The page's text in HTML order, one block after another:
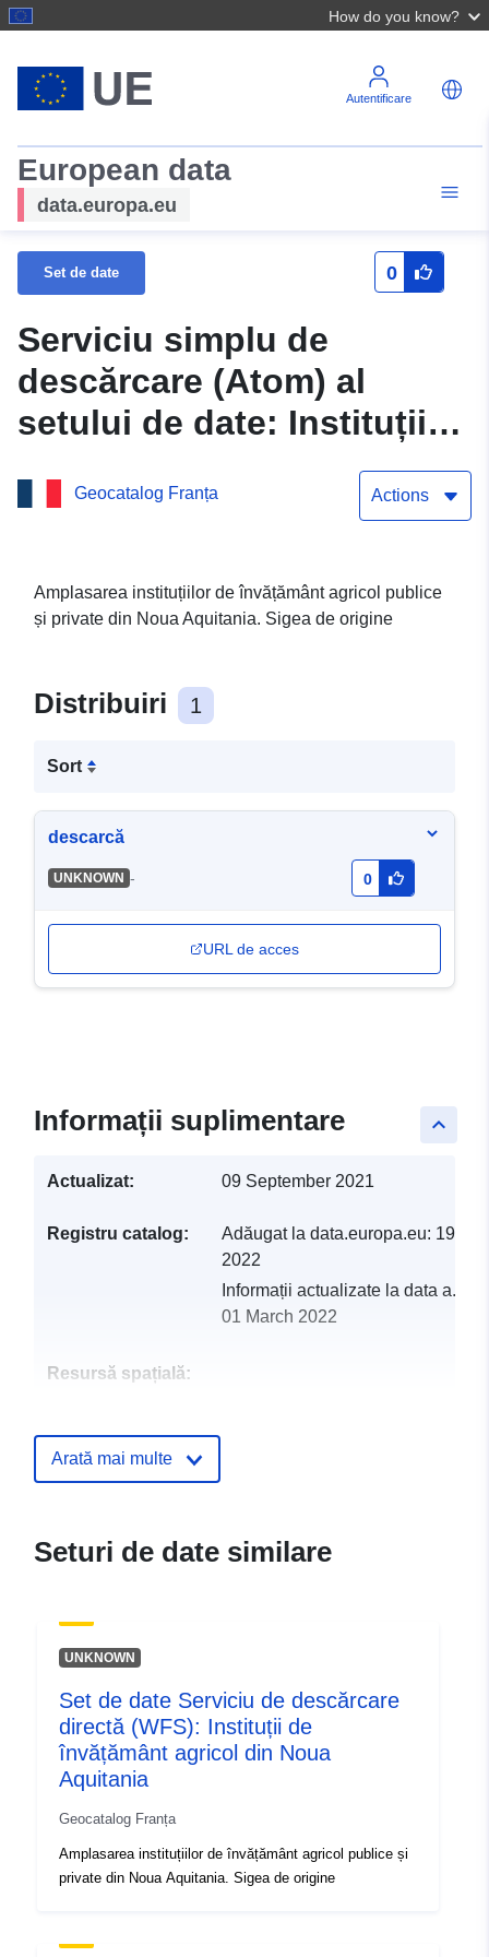
How do you know?
Autentificare
European data
data.europa.eu
Set de date 0
Serviciu simplu de
descărcare (Atom) al
setului de date: Instituții
de învățământ agricol din
Noua Aquitania
Geocatalog Franța Actions
Amplasarea instituțiilor de învățământ agricol publice
și private din Noua Aquitania. Sigea de origine
Distribuiri 1
Sort
descarcă
UNKNOWN - 0
URL de acces
keyboard_arrow_up
Informații suplimentare
Actualizat: 09 September 2021
Registru catalog: Adăugat la data.europa.eu: 19
2022
Informații actualizate la data
01 March 2022
Resursă spațială:
741d886869f3
Tip:
Resursă:
http://inspire.ec.europa.eu/
codelist/ResourceType/services
Arată mai multe
Seturi de date similare
UNKNOWN
Set de date Serviciu de descărcare
directă (WFS): Instituții de
învățământ agricol din Noua
Aquitania
Geocatalog Franța
Amplasarea instituțiilor de învățământ agricol publice și
private din Noua Aquitania. Sigea de origine